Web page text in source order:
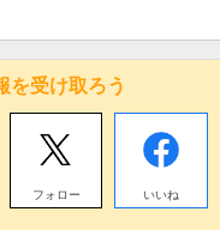
を受け取ろう
フォロー いいね